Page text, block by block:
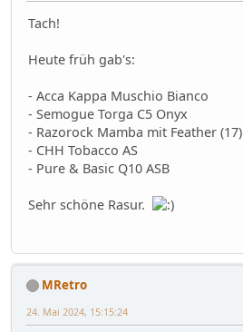
Tach!
Heute früh gab's:
- Acca Kappa Muschio Bianco
- Semogue Torga C5 Onyx
- Razorock Mamba mit Feather (17)
- CHH Tobacco AS
- Pure & Basic Q10 ASB
Sehr schöne Rasur.
MRetro
24. Mai 2024, 15:15:24